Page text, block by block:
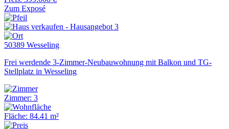
Zum Exposé
50389 Wesseling
Frei werdende 3-Zimmer-Neubauwohnung mit Balkon und TG-
Stellplatz in Wesseling
Zimmer: 3
Fläche: 84.41 m²